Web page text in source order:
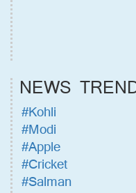
NEWS
#Kohli
#Modi
#Apple
#Cricket
#Salman